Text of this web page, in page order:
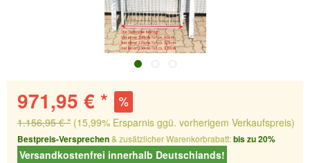
971,95 € *
1.156,95 € * (15,99% Ersparnis ggü. vorherigem Verkaufspreis)
Bestpreis-Versprechen& zusätzlicher Warenkorbrabatt:bis zu 20%
Versandkostenfrei innerhalb Deutschlands!